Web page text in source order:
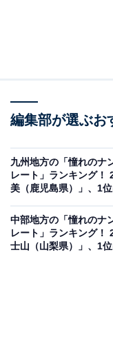
す」（30代女性／
からです」（60代
美観地区、繊維産
市は『倉敷美観地
で、その情緒的な
されているから」
編集部が選ぶお
九州地方の「憧れのナ
レート」ランキング！
美（鹿児島県）」、1位
中部地方の「憧れのナ
レート」ランキング！
士山（山梨県）」、1位